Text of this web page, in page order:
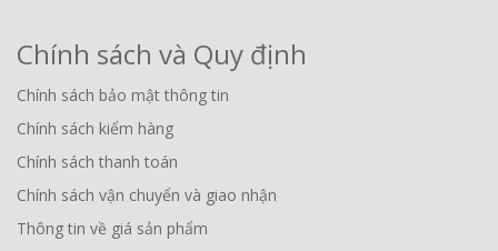
Chính sách và Quy định
Chính sách bảo mật thông tin
Chính sách kiểm hàng
Chính sách thanh toán
Chính sách vận chuyển và giao nhận
Thông tin về giá sản phẩm